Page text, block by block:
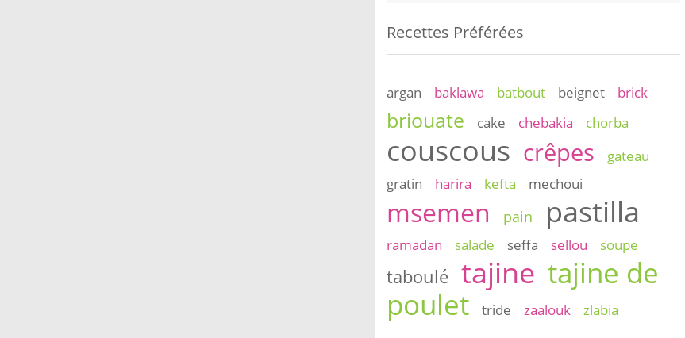
Recettes Préférées
argan baklawa batbout beignet brick
briouate cake chebakia chorba
couscous crêpes
gateau
gratin
harira kefta mechoui
msemen pain pastilla
ramadan salade seffa sellou soupe
taboulé tajine tajine de
poulet
tride zaalouk zlabia